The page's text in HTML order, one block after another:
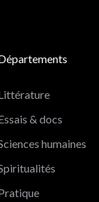
& docs
humaines